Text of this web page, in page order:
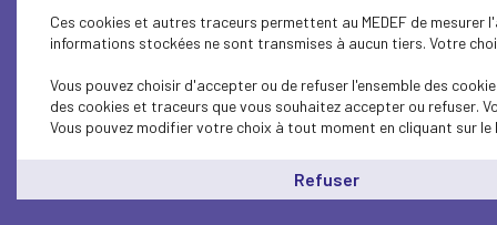
Ces cookies et autres traceurs permettent au MEDEF de
informations stockées ne sont transmises à aucun tiers. Votre
Vous pouvez choisir d'accepter ou de refuser l'ensemble des
des cookies et traceurs que vous souhaitez accepter ou refuser.
Vous pouvez modifier votre choix à tout moment en cliquant sur le
Refuser